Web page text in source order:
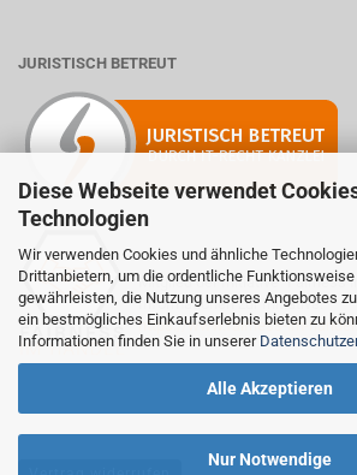
Diese Webseite verwendet
Technologien
Wir verwenden Cookies und ähnliche
Drittanbietern, um die ordentliche
gewährleisten, die Nutzung unseres Angebotes
ein bestmögliches Einkaufserlebnis bieten zu
Informationen finden Sie in unserer
Alle Akzeptieren
Nur Notwendige
JURISTISCH BETREUT
Mitglied der Initiative "Fairness
Informationen zur Initiative:
https://www.fairness-im-